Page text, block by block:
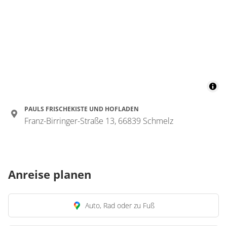
PAULS FRISCHEKISTE UND HOFLADEN
Franz-Birringer-Straße 13, 66839 Schmelz
Anreise planen
Auto, Rad oder zu Fuß